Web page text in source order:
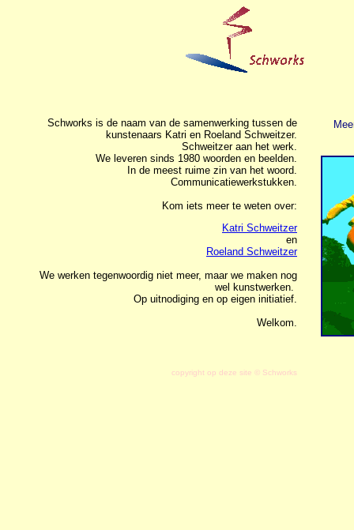
Schworks is de naam van de samenwerking tussen de
kunstenaars Katri en Roeland Schweitzer.
Schweitzer aan het werk.
We leveren sinds 1980 woorden en beelden.
In de meest ruime zin van het woord.
Communicatiewerkstukken.
Kom iets meer te weten over:
Katri Schweitzer
en
Roeland Schweitzer
We werken tegenwoordig niet meer, maar we maken nog
wel kunstwerken.
Op uitnodiging en op eigen initiatief.
Welkom.
copyright op deze site © Schworks